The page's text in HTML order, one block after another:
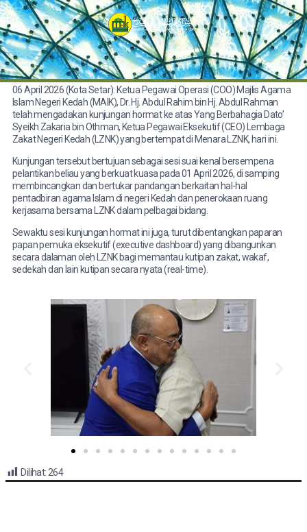
06 April 2026 (Kota Setar): Ketua Pegawai Operasi (COO) Majlis Agama
Islam Negeri Kedah (MAIK), Dr. Hj. Abdul Rahim bin Hj. Abdul Rahman
telah mengadakan kunjungan hormat ke atas Yang Berbahagia Dato’
Syeikh Zakaria bin Othman, Ketua Pegawai Eksekutif (CEO) Lembaga
Zakat Negeri Kedah (LZNK) yang bertempat di Menara LZNK, hari ini.
Kunjungan tersebut bertujuan sebagai sesi suai kenal bersempena
pelantikan beliau yang berkuat kuasa pada 01 April 2026, di samping
membincangkan dan bertukar pandangan berkaitan hal-hal
pentadbiran agama Islam di negeri Kedah dan penerokaan ruang
kerjasama bersama LZNK dalam pelbagai bidang.
Sewaktu sesi kunjungan hormat ini juga, turut dibentangkan paparan
papan pemuka eksekutif (executive dashboard) yang dibangunkan
secara dalaman oleh LZNK bagi memantau kutipan zakat, wakaf,
sedekah dan lain kutipan secara nyata (real-time).
Dilihat: 264